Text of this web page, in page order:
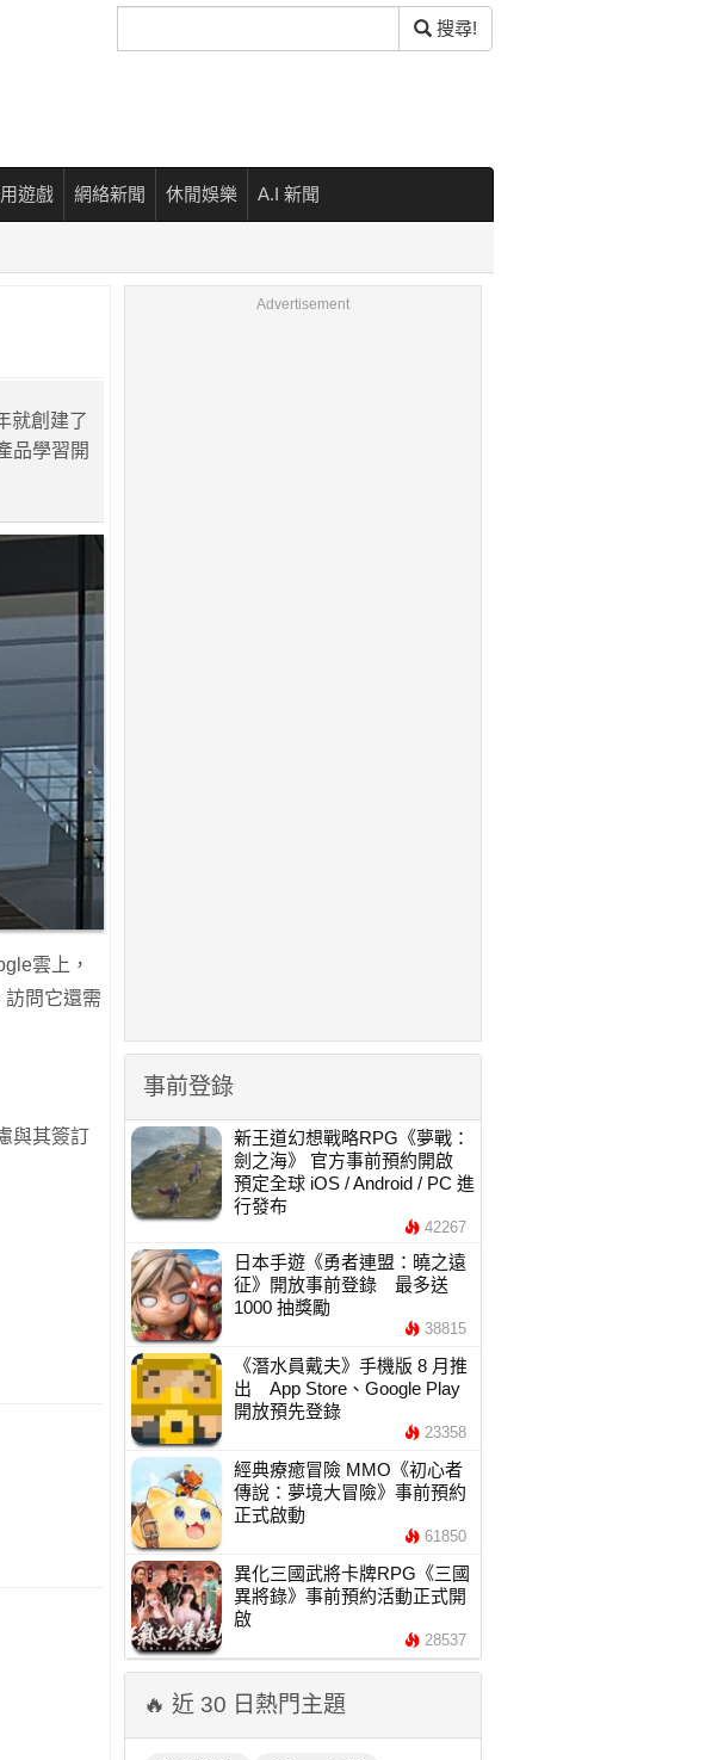
尋
搜尋!
遊戲 網絡新聞 休閒娛樂 A.I 新聞
就創建了
品學習開
雲上，
問它還需
與其簽訂
Advertisement
事前登錄
新王道幻想戰略RPG《夢戰：
劍之海》 官方事前預約開啟
預定全球 iOS / Android / PC 進
行發布
42267
日本手遊《勇者連盟：曉之遠
征》開放事前登錄 最多送
1000 抽獎勵
38815
《潛水員戴夫》手機版 8 月推
出 App Store、Google Play
開放預先登錄
23358
經典療癒冒險 MMO《初心者
傳說：夢境大冒險》事前預約
正式啟動
61850
異化三國武將卡牌RPG《三國
異將錄》事前預約活動正式開
啟
28537
🔥 近 30 日熱門主題